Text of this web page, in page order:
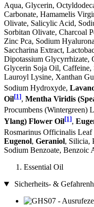
Aqua, Glycerin,
Carbonate, Hamamelis
Olivate, Salicylic Acid,
Sorbitan Olivate, Charcoal
Zinc Pca, Sodium
Saccharina Extract,
Dipotassium Glycyrrhizate,
Glycerin Soja Oil, Caffeine,
Lauroyl Lysine, Xanthan
Sodium Hydroxyde,
Oil[1], Mentha Viridis
Procumbens (Wintergreen)
Ylang) Flower Oil[1],
Rosmarinus Officinalis Leaf
Eugenol, Geraniol, Silicia,
Sodium Benzoate, Benzoic
Essential Oil
Sicherheits- &